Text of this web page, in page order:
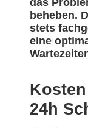
das
beheben.
stets
eine
24h